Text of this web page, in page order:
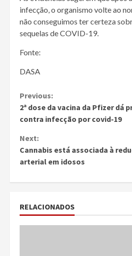
infecção, o organismo volte ao
não conseguimos ter certeza
sequelas de COVID-19.
Fonte:
DASA
Continue
Reading
Previous:
2ª dose da vacina da Pfizer dá
contra infecção por covid-19
Next:
Cannabis está associada à
arterial em idosos
RELACIONADOS